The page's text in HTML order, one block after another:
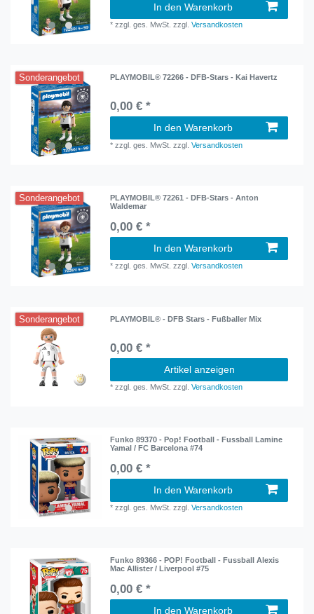
In den Warenkorb
*zzgl. ges. MwSt. zzgl.Versandkosten
Sonderangebot PLAYMOBIL® 72266 - DFB-Stars - Kai Havertz
0,00 € *
In den Warenkorb
*zzgl. ges. MwSt. zzgl.Versandkosten
Sonderangebot
PLAYMOBIL® 72261 - DFB-Stars - Anton
Waldemar
0,00 € *
In den Warenkorb
*zzgl. ges. MwSt. zzgl.Versandkosten
Sonderangebot PLAYMOBIL® - DFB Stars - Fußballer Mix
0,00 € *
Artikel anzeigen
*zzgl. ges. MwSt. zzgl.Versandkosten
Funko 89370 - Pop! Football - Fussball Lamine
Yamal / FC Barcelona #74
0,00 € *
In den Warenkorb
*zzgl. ges. MwSt. zzgl.Versandkosten
Funko 89366 - POP! Football - Fussball Alexis
Mac Allister / Liverpool #75
0,00 € *
In den Warenkorb